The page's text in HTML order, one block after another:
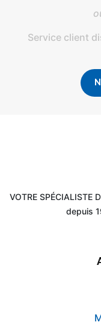
Service client
VOTRE SPÉCIALISTE
depuis